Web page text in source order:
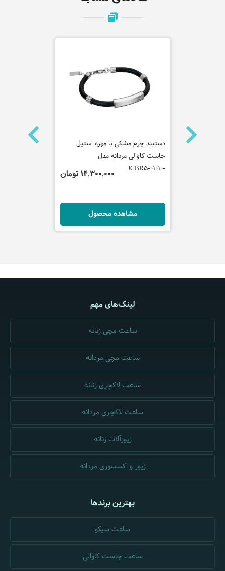
گردنبند
دستبند چرم مشکی با مهره استیل
جاست کاوالی مردانه مدل
JCBR50010100
14,300,000 تومان
مشاهده محصول
لینک‌های مهم
ساعت مچی زنانه
ساعت مچی مردانه
ساعت لاکچری زنانه
ساعت لاکچری مردانه
زیورآلات زنانه
زیور و اکسسوری مردانه
بهترین برندها
ساعت سیکو
ساعت جاست کاوالی